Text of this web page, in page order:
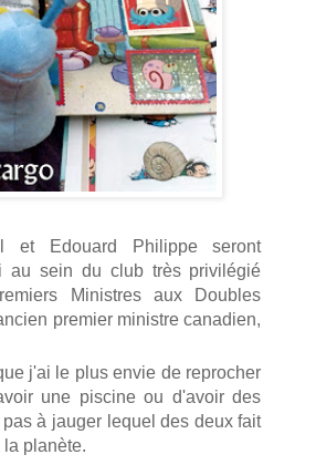
et Edouard Philippe seront
au sein du club très privilégié
Ministres aux Doubles
premier ministre canadien,
j'ai le plus envie de reprocher
une piscine ou d'avoir des
à jauger lequel des deux fait
la planète.